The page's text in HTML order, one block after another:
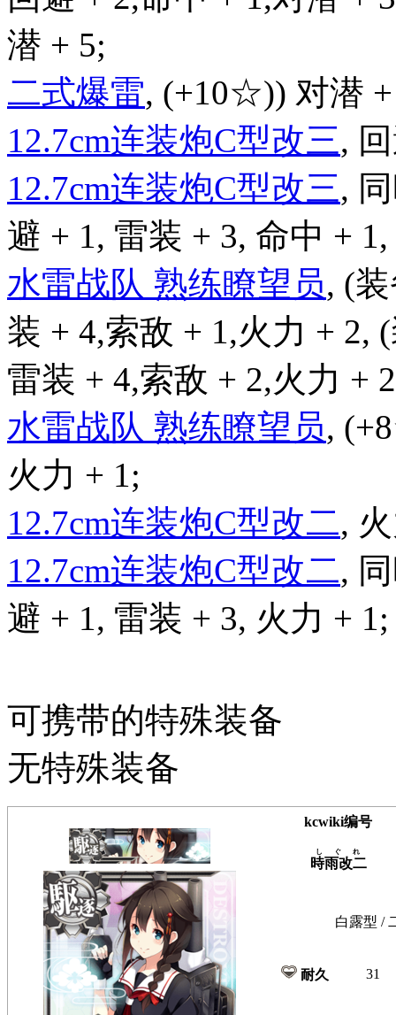
潜 + 5;
二式爆雷, (+10☆)) 对潜
12.7cm连装炮C型改三,
12.7cm连装炮C型改三,
避 + 1, 雷装 + 3, 命中 +
水雷战队 熟练瞭望员, (
装 + 4,索敌 + 1,火力 + 2,
雷装 + 4,索敌 + 2,火力 +
水雷战队 熟练瞭望员,
火力 + 1;
12.7cm连装炮C型改二,
12.7cm连装炮C型改二,
避 + 1, 雷装 + 3, 火力 + 1;
可携带的特殊装备
无特殊装备
kcwiki编号
時雨改二
しぐれ
白露型 /
耐久 31